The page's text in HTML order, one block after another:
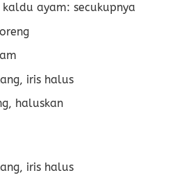
ayam: secukupnya
iris halus
haluskan
iris halus